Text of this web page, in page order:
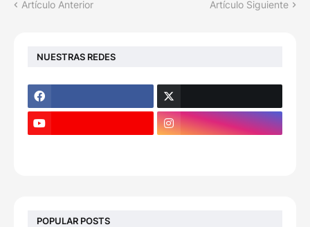
Artículo Anterior Artículo Siguiente
NUESTRAS REDES
POPULAR POSTS